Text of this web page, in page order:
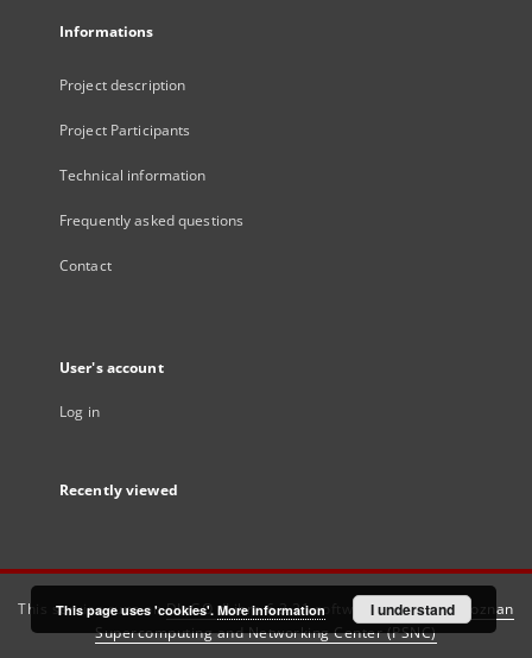
Informations
Project description
Project Participants
Technical information
Frequently asked questions
Contact
User's account
Log in
Recently viewed
This service runs onDInGO dLibra 6.3.21software created by
Poznan
Supercomputing and Networking Center (PSNC)
This page uses 'cookies'. More information I understand